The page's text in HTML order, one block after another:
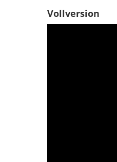
Vollversion